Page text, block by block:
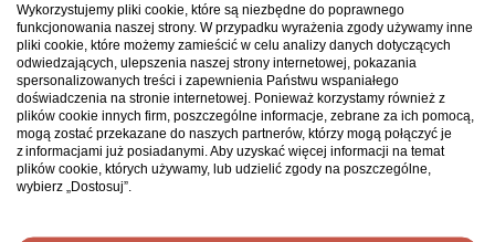
Nie zostawiaj zbiórki samej. Zwiększ cel o pomoc
Małe decyzje potrafią mieć duży wpływ. Jeśli chcesz (opcjonalnie),
możesz przeznaczyć część swojej wpłaty na zapewnienie organizatorowi
wsparcia Opiekuna. To osoba, która czuwa nad przebiegiem zbiórki,
podpowiada, co warto poprawić i jak zwiększyć jej zasięg, a także
reaguje, gdy zbiórka zwalnia lub traci rozpęd.
Dzięki Opiekunowi organizator nie zostaje sam i otrzymuje realne
wsparcie na każdym etapie. Dzięki temu osoba, której dotyczy zbiórka,
Wykorzystujemy pliki cookie, które są niezbędne do poprawnego
funkcjonowania naszej strony. W przypadku wyrażenia zgody używamy inne
pliki cookie, które możemy zamieścić w celu analizy danych dotyczących
odwiedzających, ulepszenia naszej strony internetowej, pokazania
spersonalizowanych treści i zapewnienia Państwu wspaniałego
doświadczenia na stronie internetowej. Ponieważ korzystamy również z
plików cookie innych firm, poszczególne informacje, zebrane za ich pomocą,
mogą zostać przekazane do naszych partnerów, którzy mogą połączyć je
z informacjami już posiadanymi. Aby uzyskać więcej informacji na temat
plików cookie, których używamy, lub udzielić zgody na poszczególne,
wybierz „Dostosuj”.